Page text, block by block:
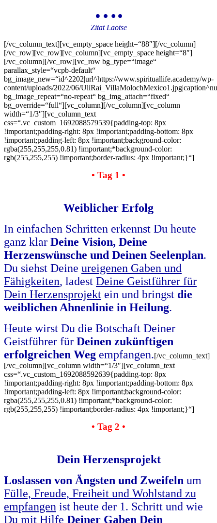
….
Zitat Laotse
[/vc_column_text][vc_empty_space height=“88″][/vc_column]
[/vc_row][vc_row][vc_column][vc_empty_space height=“8″]
[/vc_column][/vc_row][vc_row bg_type=“image“
parallax_style=“vcpb-default“
bg_image_new=“id^2202|url^https://www.spirituallife.academy/wp-
content/uploads/2022/06/
bg_image_repeat=“no-repeat“ bg_img_attach=“fixed“
bg_override=“full“][vc_column][/vc_column][vc_column
width=“1/3″][vc_column_text
css=“.vc_custom_1692088579539{padding-top: 8px
!important;padding-right: 8px !important;padding-bottom: 8px
!important;padding-left: 8px !important;background-color:
rgba(255,255,255,0.81) !important;*background-color:
rgb(255,255,255) !important;border-radius: 4px !important;}“]
• Tag 1 •
Weiblicher Erfolg
In einfachen Schritten erkennst Du heute
ganz klar Deine Vision, Deine
Herzenswünsche und Deinen Seelenplan.
Du siehst Deine ureigenen Gaben und
Fähigkeiten, ladest Deine Geistführer für
Dein Herzensprojekt ein und bringst die
weiblichen Ahnenlinie in Heilung.
Heute wirst Du die Botschaft Deiner
Geistführer für Deinen zukünftigen
erfolgreichen Weg empfangen.[/vc_column_text]
[/vc_column][vc_column width=“1/3″][vc_column_text
css=“.vc_custom_1692088592639{padding-top: 8px
!important;padding-right: 8px !important;padding-bottom: 8px
!important;padding-left: 8px !important;background-color:
rgba(255,255,255,0.81) !important;*background-color:
rgb(255,255,255) !important;border-radius: 4px !important;}“]
• Tag 2 •
Dein Herzensprojekt
Loslassen von Ängsten und Zweifeln um
Fülle, Freude, Freiheit und Wohlstand zu
empfangen ist heute der 1. Schritt und wie
Du mit Hilfe Deiner Gaben Dein